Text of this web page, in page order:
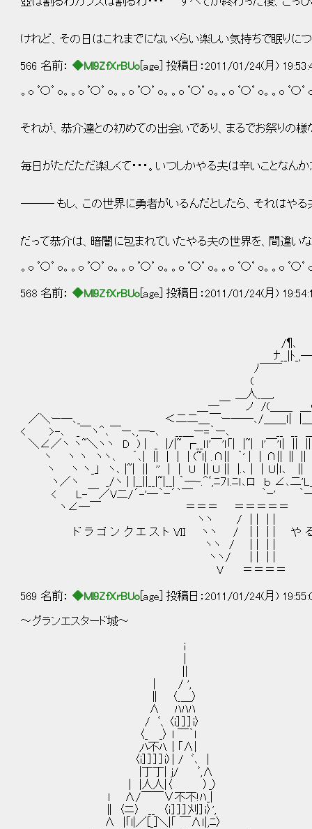
けれど、その日はこれまでにないくらい楽しい気持ちで眠りに
566 名前： ◆Ml9ZfXrBUo [age] 投稿日：2011/01/24(月)
。o ﾟ〇ﾟ o。。o ﾟ〇ﾟ o。。o ﾟ〇ﾟ o。。o ﾟ〇ﾟ o。。o ﾟ〇ﾟ o。。o ﾟ〇ﾟ
それが、恭介達との初めての出会いであり、まるでお祭りの様
毎日がただただ楽しくて・・・。いつしかやる夫は辛いことなん
――― もし、この世界に勇者がいるんだとしたら、それはやる
だって恭介は、暗闇に包まれていたやる夫の世界を、間違いなく
。o ﾟ〇ﾟ o。。o ﾟ〇ﾟ o。。o ﾟ〇ﾟ o。。o ﾟ〇ﾟ o。。o ﾟ〇ﾟ o。。o ﾟ〇ﾟ
568 名前： ◆Ml9ZfXrBUo [age] 投稿日：2011/01/24(月)
/¶､ ７￣
ﾅ__|ﾄ_,―一
ﾉ￣￣ |
( | ヽ
＿人_＿, (､又ヽ
＿―￣ ノ /(＿＿ ＿( 乂
／＼ー―､_ ＜二二＿￣ー――､/＿＿ｌ| |＿
< >-､ _￣ヽ＾､￣ー､,―-､ __＿ー=｀ー､ __
＼∠／ヽ ヽ~＼ヽヽ D ) | _ |/|~ ┌__ｌｌ'￣'ｌ「| |~| ｌ'￣'
ヽ ヽ ヽ ヽヽ､ ´､| || | | | (~ｌ| .∩|| ｀' | ｜∩|| ∥ ||
ヽ ヽ ヽ_」 ヽ､ |~| || '' | | U || Ｕ || |.､ | ｜Ｕ|ｌ､
ヽ／ヽ _/ヽ | |__||__|~|__| ｀―-.＾ﾞ,ﾆﾌｌ.ﾆｌ､ロ ｂ ∠､
< L-￣／V二/´-'―｀ｰ´｀￣ ｀ｰ' ｀―｀｀
ヽ∠―￣ ＝＝＝ ＝＝＝＝
ヽヽ / | | | |
ド ラ ゴ ン ク エ ス ト VII ヽヽ / | | | | や る夫 達
ヽヽ / | | | |
ヽヽ/ | | | | 第4話 ～
V ＝＝＝＝
569 名前： ◆Ml9ZfXrBUo [age] 投稿日：2011/01/24(月)
～グランエスタード城～
i
| / ',
∥ 〈_＿〉
Λ ﾊﾊﾊ
/ ﾞ、〈i］］］i〉
〈_ _〉 l ￣｀l
,ﾊ不ﾊ. | ｢Λ|
〈i］］］］i〉| / ﾞ､ |
|丁丁| j/ ﾞ,Λ
| |人人|〈 〉_〉
l Λ/￣￣∨不不!ﾊ_|
∥ 〈ニ〉 __ 〈ｉ］］］刈］i〉',
Λ |｢l|／[_]＼|｢ ￣Λｌ|,ﾆ〉